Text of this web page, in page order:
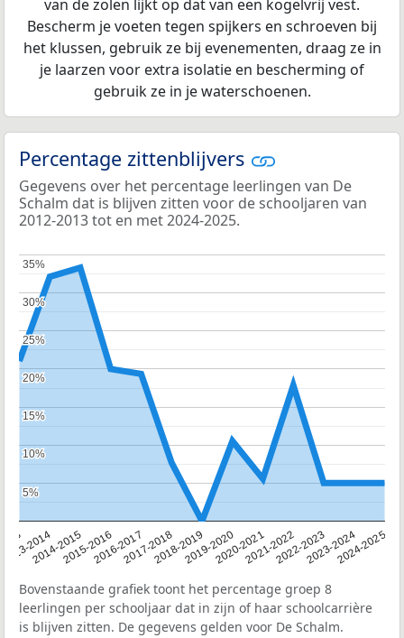
van de zolen lijkt op dat van een kogelvrij vest.
Bescherm je voeten tegen spijkers en schroeven bij
het klussen, gebruik ze bij evenementen, draag ze in
je laarzen voor extra isolatie en bescherming of
gebruik ze in je waterschoenen.
Percentage zittenblijvers
Gegevens over het percentage leerlingen van De
Schalm dat is blijven zitten voor de schooljaren van
2012-2013 tot en met 2024-2025.
2013-20142014-20152015-20162016-20172017-20182018-20192019-20202020-20212021-20222022-20232023-20242024-2025
5%
5%
10%
10%
15%
15%
20%
20%
25%
25%
30%
30%
35%
35%
Bovenstaande grafiek toont het percentage groep 8
leerlingen per schooljaar dat in zijn of haar schoolcarrière
is blijven zitten. De gegevens gelden voor De Schalm.